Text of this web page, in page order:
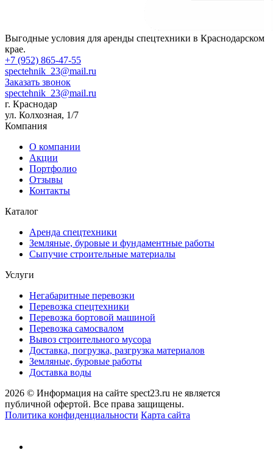
Выгодные условия для аренды спецтехники в Краснодарском
крае.
+7 (952) 865-47-55
spectehnik_23@mail.ru
Заказать звонок
spectehnik_23@mail.ru
г. Краснодар
ул. Колхозная, 1/7
Компания
О компании
Акции
Портфолио
Отзывы
Контакты
Каталог
Аренда спецтехники
Земляные, буровые и фундаментные работы
Сыпучие строительные материалы
Услуги
Негабаритные перевозки
Перевозка спецтехники
Перевозка бортовой машиной
Перевозка самосвалом
Вывоз строительного мусора
Доставка, погрузка, разгрузка материалов
Земляные, буровые работы
Доставка воды
2026 © Информация на сайте spect23.ru не является
публичной офертой. Все права защищены.
Политика конфиденциальности Карта сайта